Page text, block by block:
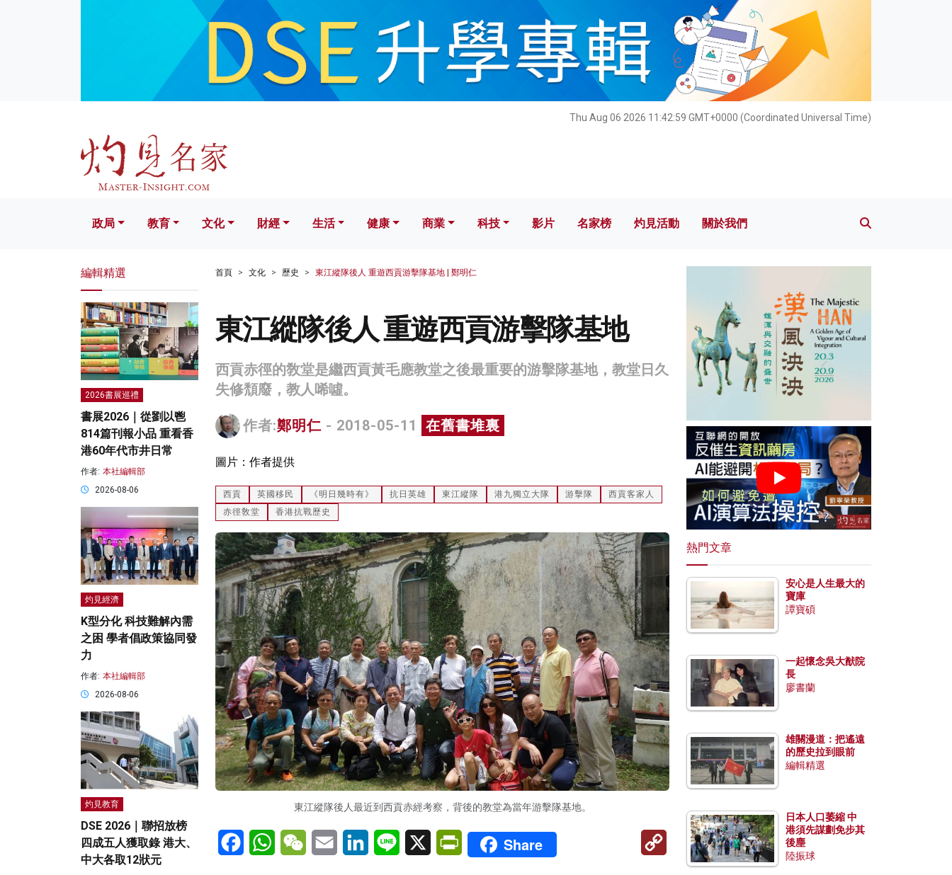
Thu Aug 06 2026 11:43:00 GMT+0000 (Coordinated Universal Time)
文化 財經 生活 健康 科技 影片 名家榜 灼見活動 關於我們
政局 教育 文化 財經 生活 健康 商業 科技 影片 名家榜 灼見活動 關於我們
首頁 文化 歷史 東江縱隊後人 重遊西貢游擊隊基地 | 鄭明仁
東江縱隊後人 重遊西貢游擊隊基地
西貢赤徑的敎堂是繼西貢黃毛應教堂之後最重要的游擊隊基地，教堂日久
失修頹廢，教人唏噓。
作者:鄭明仁 - 2018-05-11 在舊書堆裏
圖片：作者提供
西貢 英國移民 《明日幾時有》 抗日英雄 東江縱隊 港九獨立大隊 游擊隊
西貢客家人
赤徑敎堂
香港抗戰歷史
東江縱隊後人最近到西貢赤經考察，背後的教堂為當年游擊隊基地。
FacebookWhatsAppWeChatEmail LinkedInLine X PrintFriendly
Share
Copy
編輯精選
2026書展巡禮
書展2026｜從劉以鬯
814篇刊報小品 重看香
港60年代市井日常
作者: 本社編輯部
2026-08-06
灼見經濟
K型分化 科技難解內需
之困 學者倡政策協同發
力
作者: 本社編輯部
2026-08-06
灼見教育
DSE 2026｜聯招放榜
四成五人獲取錄 港大、
中大各取12狀元
熱門文章
安心是人生最大的
寶庫
譚寶碩
一起懷念吳大猷院
長
廖書蘭
雄關漫道：把遙遠
的歷史拉到眼前
編輯精選
日本人口萎縮 中
港須先謀劃免步其
後塵
陸振球